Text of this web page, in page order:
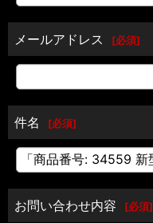
メールアドレス [必須]
件名 [必須]
お問い合わせ内容 [必須]